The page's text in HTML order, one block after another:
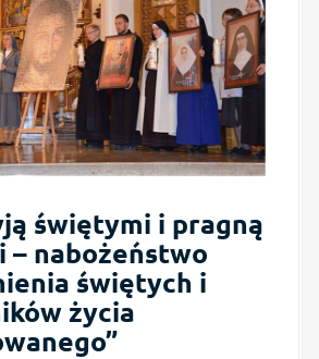
świętymi i pragną
– nabożeństwo
świętych i
życia